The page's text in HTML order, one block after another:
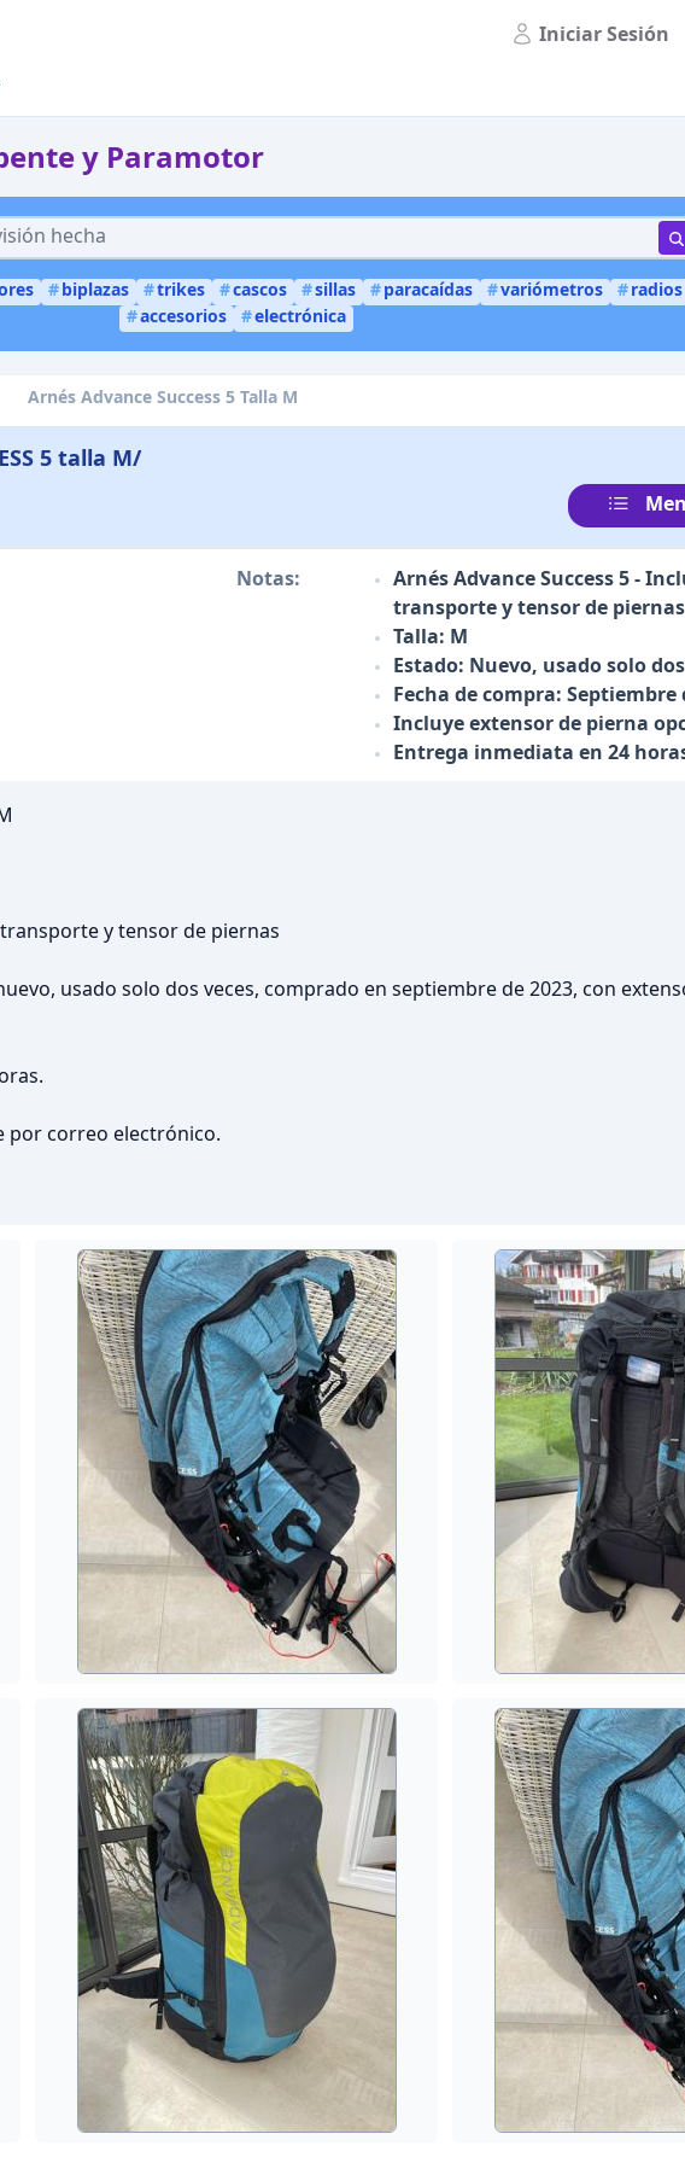
Iniciar Sesión
y Paramotor
#biplazas #trikes #cascos #sillas #paracaídas #variómetros #radios
#accesorios #electrónica
Arnés Advance Success 5 Talla M
5 talla M/
Notas:
Arnés Advance Success 5 -
transporte y tensor de piernas
Talla: M
Estado: Nuevo, usado solo
Fecha de compra: Septiembre
Incluye extensor de pierna
Entrega inmediata en 24
transporte y tensor de piernas
usado solo dos veces, comprado en septiembre de 2023, con
por correo electrónico.